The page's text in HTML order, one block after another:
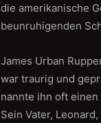
die amerikanische
beunruhigenden
James Urban
war traurig und
nannte ihn oft
Sein Vater,